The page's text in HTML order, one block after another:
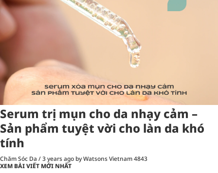
Serum trị mụn cho da nhạy cảm –
Sản phẩm tuyệt vời cho làn da khó
tính
Chăm Sóc Da /3 years ago by Watsons Vietnam4843
XEM BÀI VIẾT MỚI NHẤT